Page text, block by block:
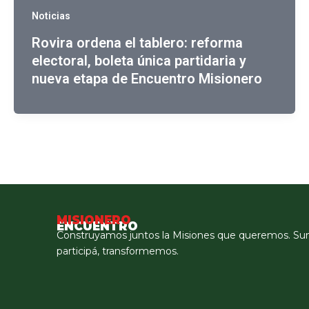
Noticias
Rovira ordena el tablero: reforma
electoral, boleta única partidaria y
nueva etapa de Encuentro Misionero
ENCUENTRO
MISIONERO
Construyamos juntos la Misiones que queremos.
participá, transformemos.